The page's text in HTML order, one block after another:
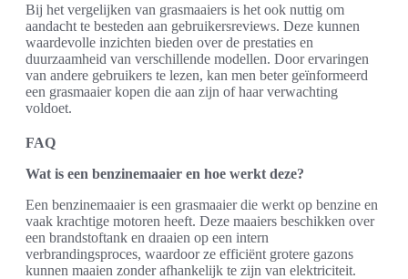
Bij het vergelijken van grasmaaiers is het ook nuttig om
aandacht te besteden aan gebruikersreviews. Deze kunnen
waardevolle inzichten bieden over de prestaties en
duurzaamheid van verschillende modellen. Door ervaringen
van andere gebruikers te lezen, kan men beter geïnformeerd
een grasmaaier kopen die aan zijn of haar verwachting
voldoet.
FAQ
Wat is een benzinemaaier en hoe werkt deze?
Een benzinemaaier is een grasmaaier die werkt op benzine en
vaak krachtige motoren heeft. Deze maaiers beschikken over
een brandstoftank en draaien op een intern
verbrandingsproces, waardoor ze efficiënt grotere gazons
kunnen maaien zonder afhankelijk te zijn van elektriciteit.